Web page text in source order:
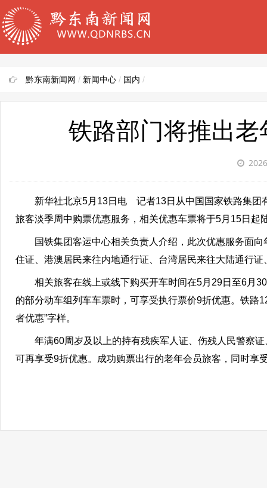
黔东南新闻网 / 新闻中心 / 国内 /
铁路部门将推出
新华社北京5月13日电 记者13日从中国国家铁路集团
旅客淡季周中购票优惠服务，相关优惠车票将于5月15日起
国铁集团客运中心相关负责人介绍，此次优惠服务面
住证、港澳居民来往内地通行证、台湾居民来往大陆通行
相关旅客在线上或线下购买开车时间在5月29日至6月
的部分动车组列车车票时，可享受执行票价9折优惠。铁路
者优惠”字样。
年满60周岁及以上的持有残疾军人证、伤残人民警察
可再享受9折优惠。成功购票出行的老年会员旅客，同时享